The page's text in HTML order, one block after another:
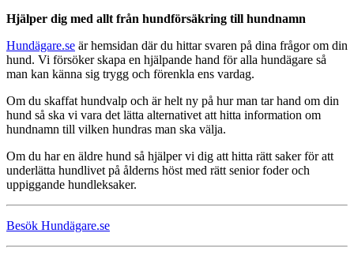
Hjälper dig med allt från hundförsäkring till hundnamn
Hundägare.se är hemsidan där du hittar svaren på dina frågor om din
hund. Vi försöker skapa en hjälpande hand för alla hundägare så
man kan känna sig trygg och förenkla ens vardag.
Om du skaffat hundvalp och är helt ny på hur man tar hand om din
hund så ska vi vara det lätta alternativet att hitta information om
hundnamn till vilken hundras man ska välja.
Om du har en äldre hund så hjälper vi dig att hitta rätt saker för att
underlätta hundlivet på ålderns höst med rätt senior foder och
uppiggande hundleksaker.
Besök Hundägare.se